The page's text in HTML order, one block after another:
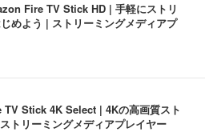
Fire TV Stick HD | 手軽にストリ
めよう | ストリーミングメディアプ
Stick 4K Select | 4Kの高画質スト
トリーミングメディアプレイヤー